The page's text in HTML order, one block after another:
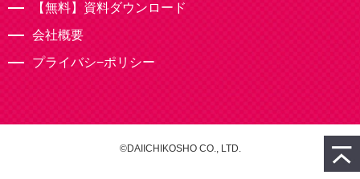
【無料】資料ダウンロード
会社概要
プライバシ−ポリシー
©DAIICHIKOSHO CO., LTD.